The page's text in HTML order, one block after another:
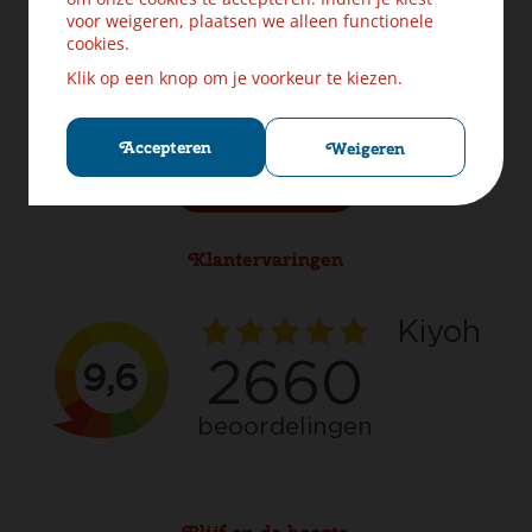
voor weigeren, plaatsen we alleen functionele
cookies.
Klik op een knop om je voorkeur te kiezen.
Accepteren Weigeren
Levering & Verzendinformatie
Ruilen & Retourneren
Klachten? Laat ons helpen!
Cookies
Klantervaringen